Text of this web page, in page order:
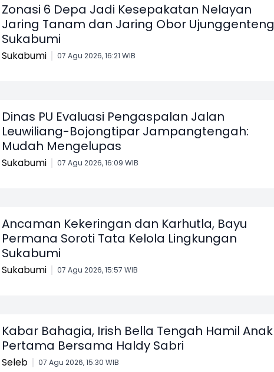
Zonasi 6 Depa Jadi Kesepakatan Nelayan
Jaring Tanam dan Jaring Obor Ujunggenteng
Sukabumi
Sukabumi 07 Agu 2026, 16:21 WIB
Dinas PU Evaluasi Pengaspalan Jalan
Leuwiliang-Bojongtipar Jampangtengah:
Mudah Mengelupas
Sukabumi 07 Agu 2026, 16:09 WIB
Ancaman Kekeringan dan Karhutla, Bayu
Permana Soroti Tata Kelola Lingkungan
Sukabumi
Sukabumi 07 Agu 2026, 15:57 WIB
Kabar Bahagia, Irish Bella Tengah Hamil Anak
Pertama Bersama Haldy Sabri
Seleb 07 Agu 2026, 15:30 WIB